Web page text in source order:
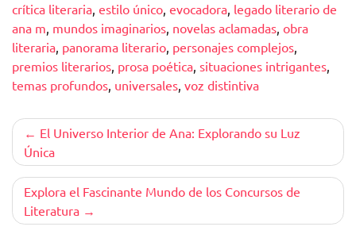
crítica literaria, estilo único, evocadora, legado literario de
ana m, mundos imaginarios, novelas aclamadas, obra
literaria, panorama literario, personajes complejos,
premios literarios, prosa poética, situaciones intrigantes,
temas profundos, universales, voz distintiva
Navegación
de
entradas
El Universo Interior de Ana: Explorando su Luz
Única
Explora el Fascinante Mundo de los Concursos de
Literatura